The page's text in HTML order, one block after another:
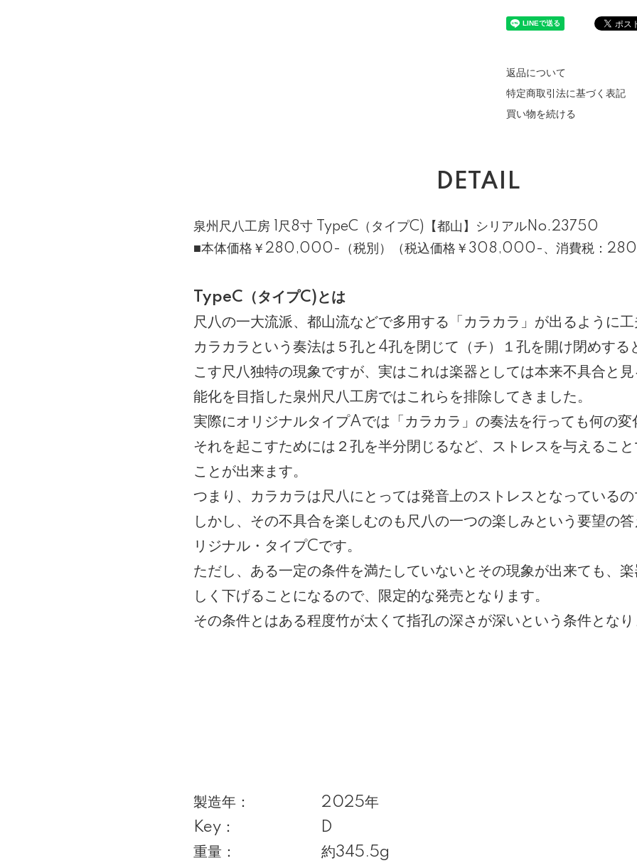
返品について
特定商取引法に基づく表記
買い物を続ける
DETAIL
泉州尺八工房 1尺8寸 TypeC（タイプC)【都山】シリアルNo.23750
■本体価格￥280,000-（税別）（税込価格￥308,000-、消費税：
TypeC（タイプC)とは
尺八の一大流派、都山流などで多用する「カラカラ」が出るように
カラカラという奏法は５孔と4孔を閉じて（チ）１孔を開け閉めする
こす尺八独特の現象ですが、実はこれは楽器としては本来不具合と
能化を目指した泉州尺八工房ではこれらを排除してきました。
実際にオリジナルタイプAでは「カラカラ」の奏法を行っても何の変
それを起こすためには２孔を半分閉じるなど、ストレスを与えるこ
ことが出来ます。
つまり、カラカラは尺八にとっては発音上のストレスとなっている
しかし、その不具合を楽しむのも尺八の一つの楽しみという要望の
リジナル・タイプCです。
ただし、ある一定の条件を満たしていないとその現象が出来ても、
しく下げることになるので、限定的な発売となります。
その条件とはある程度竹が太くて指孔の深さが深いという条件とな
製造年： 2025年
Key： D
重量： 約345.5g